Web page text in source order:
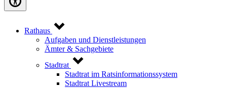
Rathaus
Aufgaben und Dienstleistungen
Ämter & Sachgebiete
Stadtrat
Stadtrat im Ratsinformationssystem
Stadtrat Livestream